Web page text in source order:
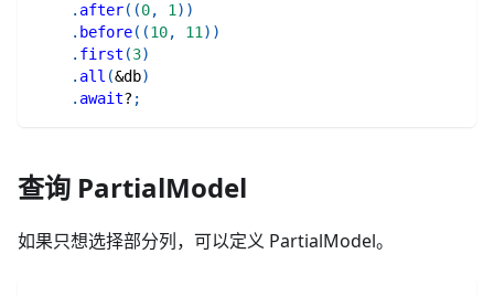
. after( (0, 1 ) )
. before( (10, 11 ) )
. first (3)
. all (&db)
. await? ;
查询 PartialModel
如果只想选择部分列，可以定义 PartialModel。